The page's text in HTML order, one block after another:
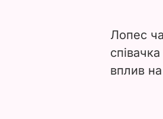
Лопес
співачка
вплив